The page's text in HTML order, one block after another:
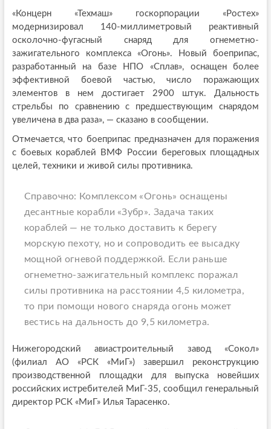
«Концерн «Техмаш» госкорпорации «Ростех»
модернизировал 140-миллиметровый реактивный
осколочно-фугасный снаряд для огнеметно-
зажигательного комплекса «Огонь». Новый боеприпас,
разработанный на базе НПО «Сплав», оснащен более
эффективной боевой частью, число поражающих
элементов в нем достигает 2900 штук. Дальность
стрельбы по сравнению с предшествующим снарядом
увеличена в два раза», — сказано в сообщении.
Отмечается, что боеприпас предназначен для поражения
с боевых кораблей ВМФ России береговых площадных
целей, техники и живой силы противника.
Справочно: Комплексом «Огонь» оснащены
десантные корабли «Зубр». Задача таких
кораблей — не только доставить к берегу
морскую пехоту, но и сопроводить ее высадку
мощной огневой поддержкой. Если раньше
огнеметно-зажигательный комплекс поражал
силы противника на расстоянии 4,5 километра,
то при помощи нового снаряда огонь может
вестись на дальность до 9,5 километра.
Нижегородский авиастроительный завод «Сокол»
(филиал АО «РСК «МиГ») завершил реконструкцию
производственной площадки для выпуска новейших
российских истребителей МиГ-35, сообщил генеральный
директор РСК «МиГ» Илья Тарасенко.